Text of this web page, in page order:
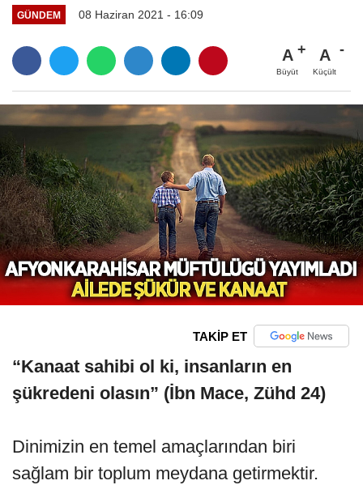
GÜNDEM 08 Haziran 2021 - 16:09
A
Büyüt
A
Küçült
TAKİP ET
“Kanaat sahibi ol ki, insanların en
şükredeni olasın” (İbn Mace, Zühd 24)
Dinimizin en temel amaçlarından biri
sağlam bir toplum meydana getirmektir.